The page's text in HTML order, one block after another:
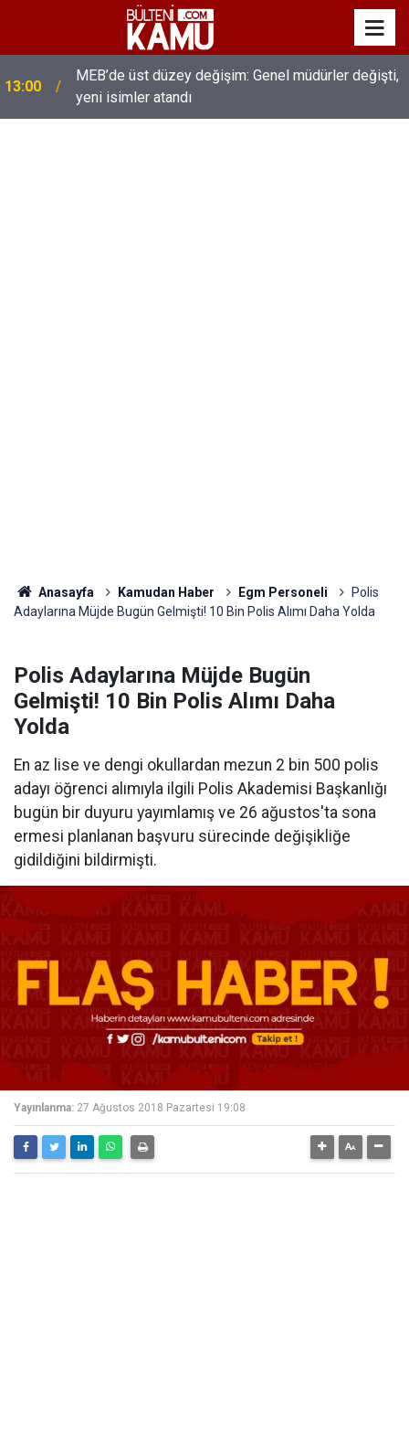
13:00
MEB’de üst düzey değişim: Genel müdürler değişti,
yeni isimler atandı
Anasayfa Kamudan Haber Egm Personeli
Polis
Adaylarına Müjde Bugün Gelmişti! 10 Bin Polis Alımı Daha Yolda
Polis Adaylarına Müjde Bugün
Gelmişti! 10 Bin Polis Alımı Daha
Yolda
En az lise ve dengi okullardan mezun 2 bin 500 polis
adayı öğrenci alımıyla ilgili Polis Akademisi Başkanlığı
bugün bir duyuru yayımlamış ve 26 ağustos'ta sona
ermesi planlanan başvuru sürecinde değişikliğe
gidildiğini bildirmişti.
Yayınlanma: 27 Ağustos 2018 Pazartesi 19:08